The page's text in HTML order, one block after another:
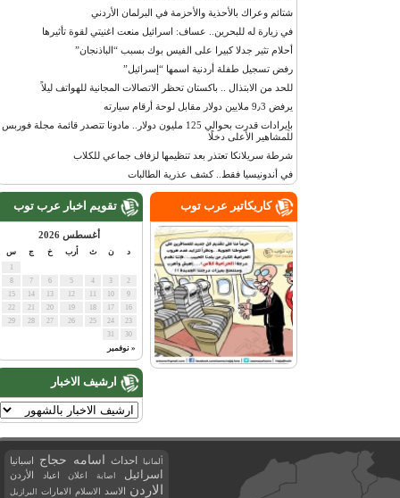
شتائم وعراك بالأحذية والأحزمة في البرلمان الأردني
في زيارة له للبحرين.. عساف: اسرائيل منعت اغنيتي لقوة تأثيرها
أحلام تثير جدلا كبيرا على الفيس بوك بسبب “الباذنجان”
رفض تسجيل طفلة أردنية اسمها “إسرائيل”
للحد من الابتذال .. باكستان تحظر الاتصالات المجانية للهواتف ليلاً
يرفض 9٫3 ملايين دولار مقابل لوحة أرقام سيارته
بإيرادات قدرت بحوالي 125 مليون دولار.. مادونا تتصدر قائمة مجلة فوربس
للمشاهير الأعلى دخلًا
شرطة سريلانكا تعتذر بعد تنظيمها لزفاف جماعي للكلاب
في أندونيسيا فقط.. كشف عذرية الطالبات
تقويم اخبار عرب توب
أغسطس 2026
أرب س
« نوفمبر
ارشيف الاخبار
كاريكاتير عرب توب
ألمانيا احداث اسامه حجاج اسبانيا
اسرائيل اصابة اعلان اعياد الأردن
الاردن الاسد الاسلام الامارات البرازيل